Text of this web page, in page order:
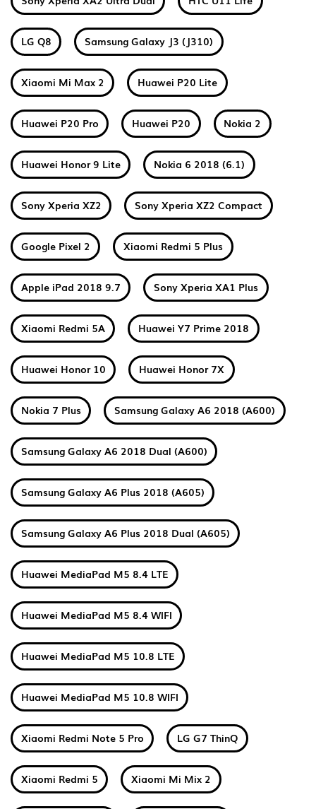
LG Q8 Samsung Galaxy J3 (J310)
Xiaomi Mi Max 2 Huawei P20 Lite
Huawei P20 Pro Huawei P20 Nokia 2
Huawei Honor 9 Lite Nokia 6 2018 (6.1)
Sony Xperia XZ2 Sony Xperia XZ2 Compact
Google Pixel 2 Xiaomi Redmi 5 Plus
Apple iPad 2018 9.7 Sony Xperia XA1 Plus
Xiaomi Redmi 5A Huawei Y7 Prime 2018
Huawei Honor 10 Huawei Honor 7X
Nokia 7 Plus Samsung Galaxy A6 2018 (A600)
Samsung Galaxy A6 2018 Dual (A600)
Samsung Galaxy A6 Plus 2018 (A605)
Samsung Galaxy A6 Plus 2018 Dual (A605)
Huawei MediaPad M5 8.4 LTE
Huawei MediaPad M5 8.4 WIFI
Huawei MediaPad M5 10.8 LTE
Huawei MediaPad M5 10.8 WIFI
Xiaomi Redmi Note 5 Pro LG G7 ThinQ
Xiaomi Redmi 5 Xiaomi Mi Mix 2